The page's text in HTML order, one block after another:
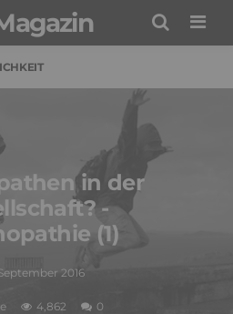
in der
-
(1)
September 2016
4,862 0